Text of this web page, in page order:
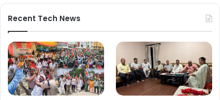
Recent Tech News